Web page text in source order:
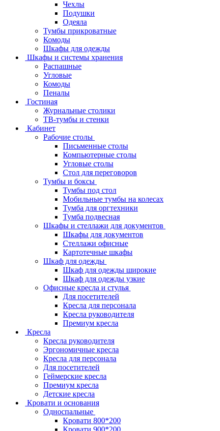
Чехлы
Подушки
Одеяла
Тумбы прикроватные
Комоды
Шкафы для одежды
Шкафы и системы хранения
Распашные
Угловые
Комоды
Пеналы
Гостиная
Журнальные столики
ТВ‑тумбы и стенки
Кабинет
Рабочие столы
Письменные столы
Компьютерные столы
Угловые столы
Стол для переговоров
Тумбы и боксы
Тумбы под стол
Мобильные тумбы на колесах
Тумба для оргтехники
Тумба подвесная
Шкафы и стеллажи для документов
Шкафы для документов
Стеллажи офисные
Картотечные шкафы
Шкаф для одежды
Шкаф для одежды широкие
Шкаф для одежды узкие
Офисные кресла и стулья
Для посетителей
Кресла для персонала
Кресла руководителя
Премиум кресла
Кресла
Кресла руководителя
Эргономичные кресла
Кресла для персонала
Для посетителей
Геймерские кресла
Премиум кресла
Детские кресла
Кровати и основания
Односпальные
Кровати 800*200
Кровати 900*200